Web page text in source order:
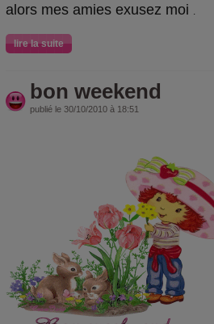
alors mes amies exusez moi .
lire la suite
bon weekend
publié le 30/10/2010 à 18:51